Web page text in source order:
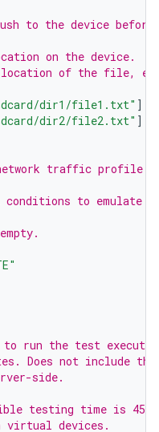
to the device
on the device.
of the file,
dir1/file1.txt" ]
dir2/file2.txt" ]
traffic profile.
to emulate
run the test
Does not include
side.
testing time is 45
virtual devices.